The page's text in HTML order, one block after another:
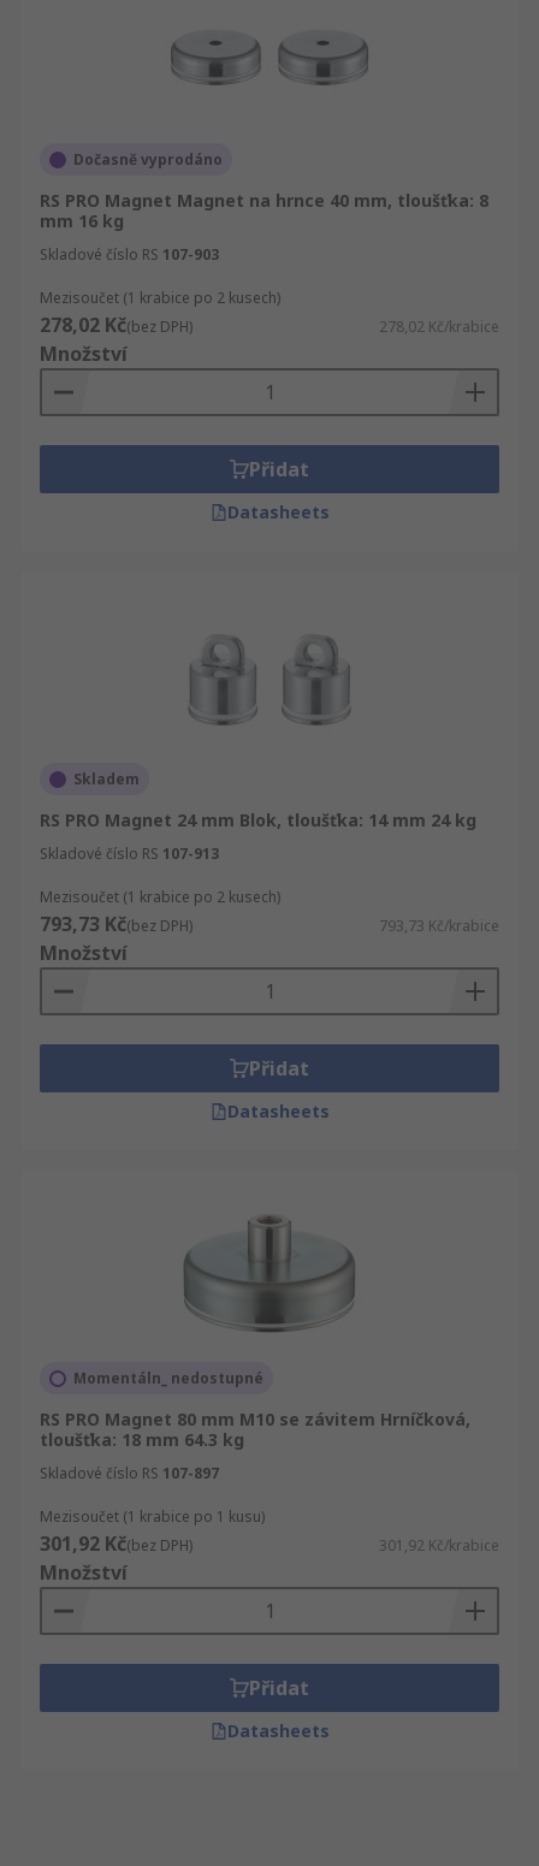
Dočasně vyprodáno
RS PRO Magnet Magnet na hrnce 40 mm, tloušťka: 8
mm 16 kg
Skladové číslo RS 107-903
Mezisoučet (1 krabice po 2 kusech)
278,02 Kč(bez DPH) 278,02 Kč/krabice
Množství
Přidat
Datasheets
Skladem
RS PRO Magnet 24 mm Blok, tloušťka: 14 mm 24 kg
Skladové číslo RS 107-913
Mezisoučet (1 krabice po 2 kusech)
793,73 Kč(bez DPH) 793,73 Kč/krabice
Množství
Přidat
Datasheets
Momentáln_ nedostupné
RS PRO Magnet 80 mm M10 se závitem Hrníčková,
tloušťka: 18 mm 64.3 kg
Skladové číslo RS 107-897
Mezisoučet (1 krabice po 1 kusu)
301,92 Kč(bez DPH) 301,92 Kč/krabice
Množství
Přidat
Datasheets